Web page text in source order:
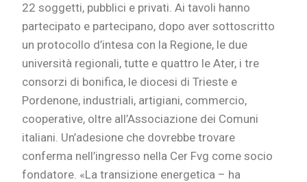
22 soggetti, pubblici e privati. Ai tavoli hanno
partecipato e partecipano, dopo aver sottoscritto
un protocollo d’intesa con la Regione, le due
università regionali, tutte e quattro le Ater, i tre
consorzi di bonifica, le diocesi di Trieste e
Pordenone, industriali, artigiani, commercio,
cooperative, oltre all’Associazione dei Comuni
italiani. Un’adesione che dovrebbe trovare
conferma nell’ingresso nella Cer Fvg come socio
fondatore. «La transizione energetica – ha